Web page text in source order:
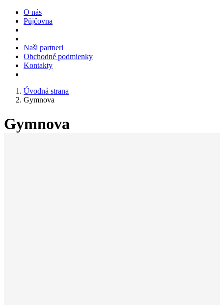
O nás
Půjčovna
Naši partneri
Obchodné podmienky
Kontakty
Úvodná strana
Gymnova
Gymnova